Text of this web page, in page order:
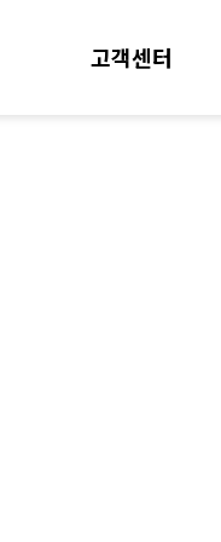
고객센터